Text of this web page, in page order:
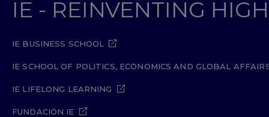
IE - REINVENTING
IE BUSINESS SCHOOL
IE SCHOOL OF POLITICS, ECONOMICS AND GLOBAL
IE LIFELONG LEARNING
FUNDACIÓN IE